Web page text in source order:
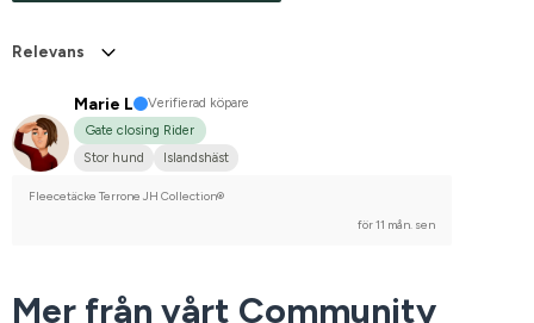
Relevans
Marie L
Verifierad köpare
Gate closing Rider
Stor hund
Islandshäst
Fleecetäcke Terrone JH Collection®
för 11 mån. sen
Mer från vårt Community